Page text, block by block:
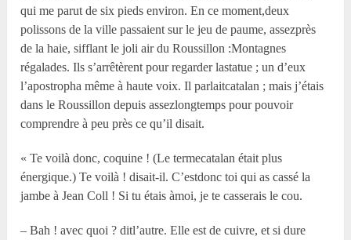
qui me parut de six pieds environ. En ce moment,deux
polissons de la ville passaient sur le jeu de paume, assezprès
de la haie, sifflant le joli air du Roussillon :Montagnes
régalades. Ils s’arrêtèrent pour regarder lastatue ; un d’eux
l’apostropha même à haute voix. Il parlaitcatalan ; mais j’étais
dans le Roussillon depuis assezlongtemps pour pouvoir
comprendre à peu près ce qu’il disait.
« Te voilà donc, coquine ! (Le termecatalan était plus
énergique.) Te voilà ! disait-il. C’estdonc toi qui as cassé la
jambe à Jean Coll ! Si tu étais àmoi, je te casserais le cou.
– Bah ! avec quoi ? ditl’autre. Elle est de cuivre, et si dure